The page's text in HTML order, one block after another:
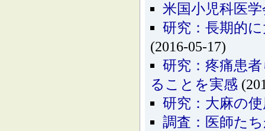
米国小児科医
研究：長期的
(2016-05-17)
研究：疼痛患
ることを実感
研究：大麻の
調査：医師た